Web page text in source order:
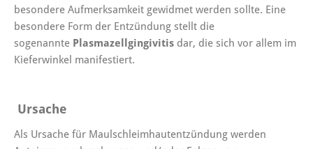
besondere Aufmerksamkeit gewidmet werden sollte. Eine
besondere Form der Entzündung stellt die
sogenannte Plasmazellgingivitis dar, die sich vor allem im
Kieferwinkel manifestiert.
Ursache
Als Ursache für Maulschleimhautentzündung werden